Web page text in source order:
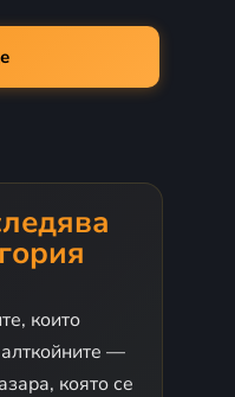
които
—
която се